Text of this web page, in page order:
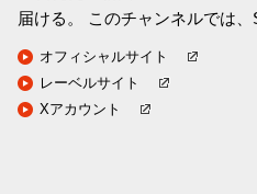
届ける。 このチャンネルでは
オフィシャルサイト
レーベルサイト
Xアカウント